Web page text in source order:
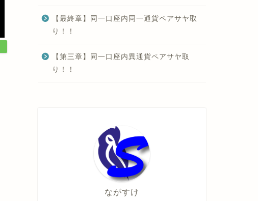
【最終章】同一口座内同一通貨ペアサヤ取
り！！
【第三章】同一口座内異通貨ペアサヤ取
り！！
ながすけ